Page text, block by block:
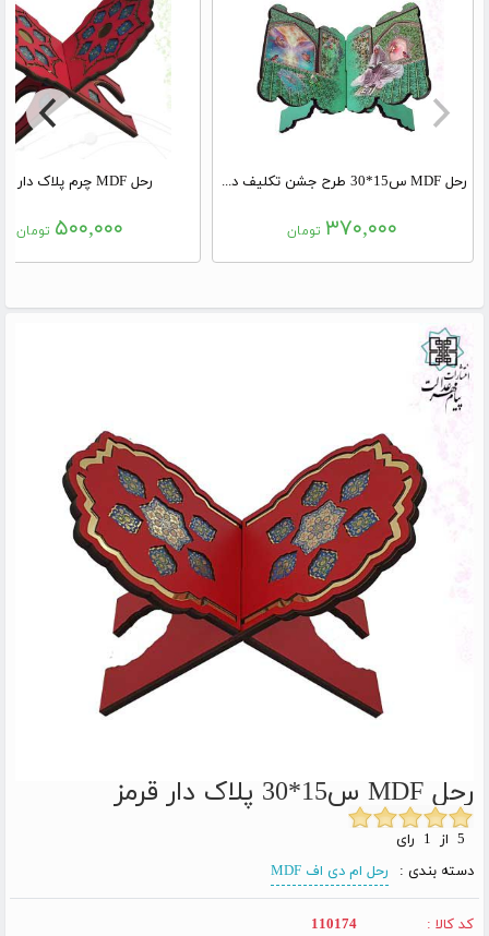
رحل MDF س15*30 طرح جشن تکلیف دخترانه سبز
۳۷۰,۰۰۰ تومان
رحل MDF چرم پلاک دار قرمز
۵۰۰,۰۰۰ تومان
رحل MDF س15*30 پلاک دار قرمز
دسته بندی :
رحل ام دی اف MDF
کد کالا :
110174